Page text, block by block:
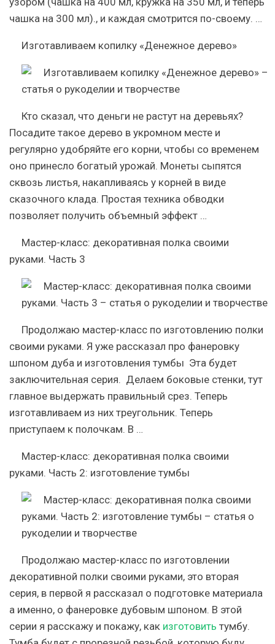
чашка на 300 мл)., и каждая смотрится по-своему. …
Изготавливаем копилку «Денежное дерево»
Кто сказал, что деньги не растут на деревьях?
Посадите такое дерево в укромном месте и
регулярно удобряйте его корни, чтобы со временем
оно принесло богатый урожай. Монеты сыпятся
сквозь листья, накапливаясь у корней в виде
сказочного клада. Простая техника обводки
позволяет получить объемный эффект …
Мастер-класс: декоративная полка своими
руками. Часть 3
Продолжаю мастер-класс по изготовлению полки
своими руками. Я уже рассказал про фанеровку
шпоном дуба и изготовления тумбы Эта будет
заключительная серия. Делаем боковые стенки, тут
главное выдержать правильный срез. Теперь
изготавливаем из них треугольник. Теперь
приступаем к полочкам. В …
Мастер-класс: декоративная полка своими
руками. Часть 2: изготовление тумбы
Продолжаю мастер-класс по изготовлении
декоративной полки своими руками, это вторая
серия, в первой я рассказал о подготовке материала
а именно, о фанеровке дубовым шпоном. В этой
серии я расскажу и покажу, как изготовить тумбу.